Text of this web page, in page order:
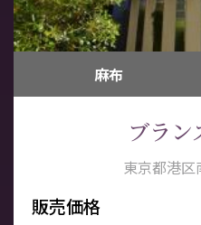
麻布
ブラン
東京都港区
販売価格